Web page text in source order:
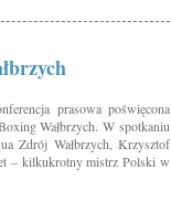
prasowa poświęcona
Wałbrzych. W spotkaniu
Zdrój Wałbrzych, Krzysztof
– kilkukrotny mistrz Polski w